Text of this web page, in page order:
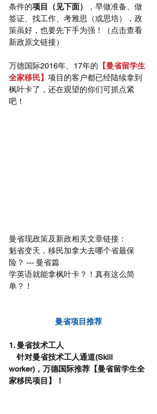
条件的项目（见下面）
，早做准备、做
签证、找工作、考雅思（或思培），政
策虽好，也要先下手为强！（ 点击查看
新政原文链接）
万德国际2016年、17年的 【曼省留学生
全家移民】 项目的客户都已经陆续拿到
枫叶卡了，还在观望的你们可抓点紧
吧！
曼省现政策及新政相关文章链接：
魁省变天，移民加拿大去哪个省最保
险？ --- 曼省篇
学英语就能拿枫叶卡？！真有这么简
单？！
曼省项目推荐
1. 曼省技术工人
    针对曼省技术工人通道(Skill
worker)，万德国际推荐【曼省留学生全
家移民项目】！